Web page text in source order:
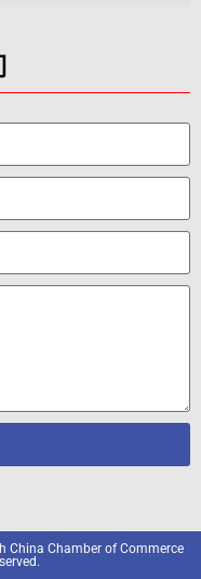
China Chamber of Commerce